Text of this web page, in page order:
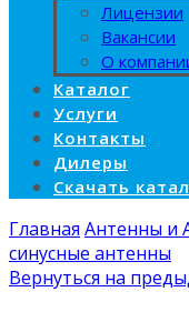
Лицензии
Вакансии
О
Каталог
Услуги
Контакты
Дилеры
Скачать
Главная Антенны и
синусные антенны
Вернуться на